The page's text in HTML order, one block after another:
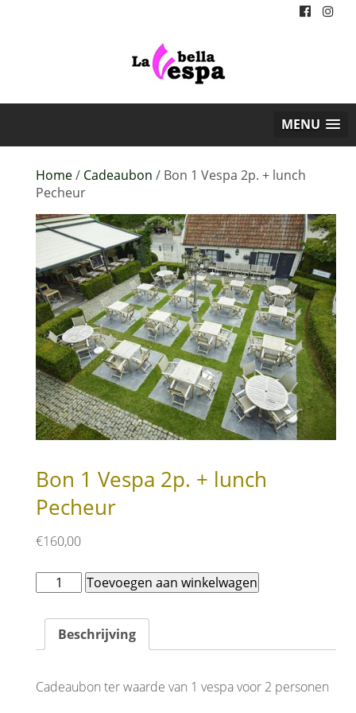
MENU
Home/ Cadeaubon / Bon 1 Vespa 2p. + lunch
Pecheur
Bon 1 Vespa 2p. + lunch
Pecheur
€160,00
Bon
1
Vespa
+
Pecheur
Toevoegen aan winkelwagen
Beschrijving
Cadeaubon ter waarde van 1 vespa voor 2 personen